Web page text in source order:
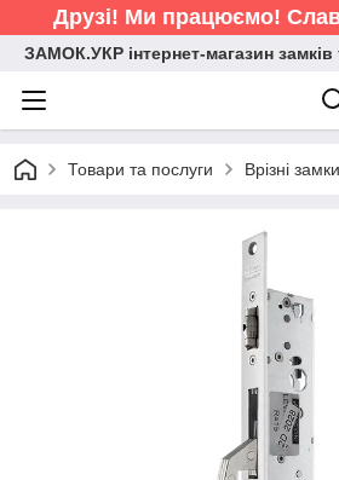
Друзі! Ми працюємо!
ЗАМОК.УКР інтернет-магазин замків
Товари та послуги Врізні замки